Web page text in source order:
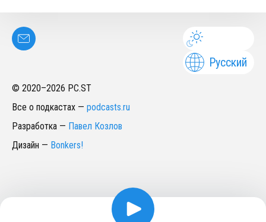
Русский
© 2020–2026 PC.ST
Все о подкастах — podcasts.ru
Разработка — Павел Козлов
Дизайн — Bonkers!